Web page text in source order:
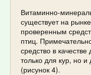
Витаминно-
существует на
проверенным
птиц.
средство в
только для кур, но и
(рисунок 4).